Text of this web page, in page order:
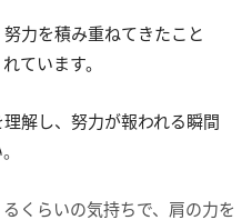
力を積み重ねてきたこと
ています。
解し、努力が報われる瞬間
くらいの気持ちで、肩の力を